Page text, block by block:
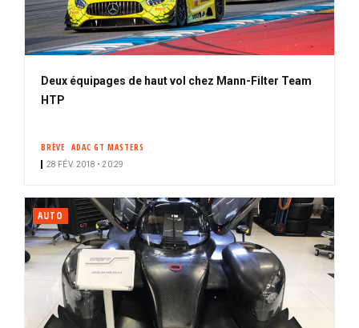
Deux équipages de haut vol chez Mann-Filter Team
HTP
BRÈVE ADAC GT MASTERS
28 FÉV. 2018 • 20:29
AUTO